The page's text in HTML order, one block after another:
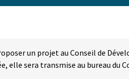
un projet au Conseil de
elle sera transmise au bureau du